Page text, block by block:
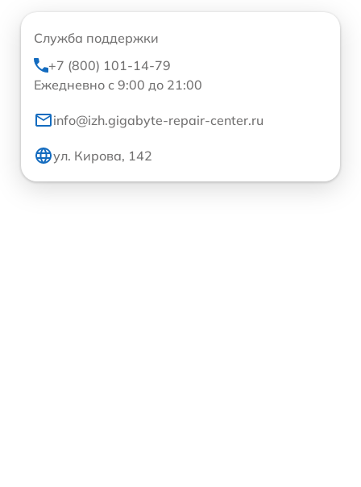
Служба поддержки
+7 (800) 101-14-79
Ежедневно с 9:00 до 21:00
info@izh.gigabyte-repair-center.ru
ул. Кирова, 142